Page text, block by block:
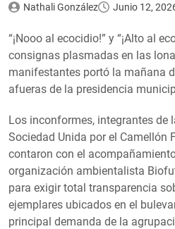
Nathali González Junio 12,
“¡Nooo al ecocidio!” y “¡Alto al
consignas plasmadas en las
manifestantes portó la mañana
afueras de la presidencia
Los inconformes, integrantes de
Sociedad Unida por el Camellón
contaron con el
organización ambientalista
para exigir total transparencia
ejemplares ubicados en el
principal demanda de la